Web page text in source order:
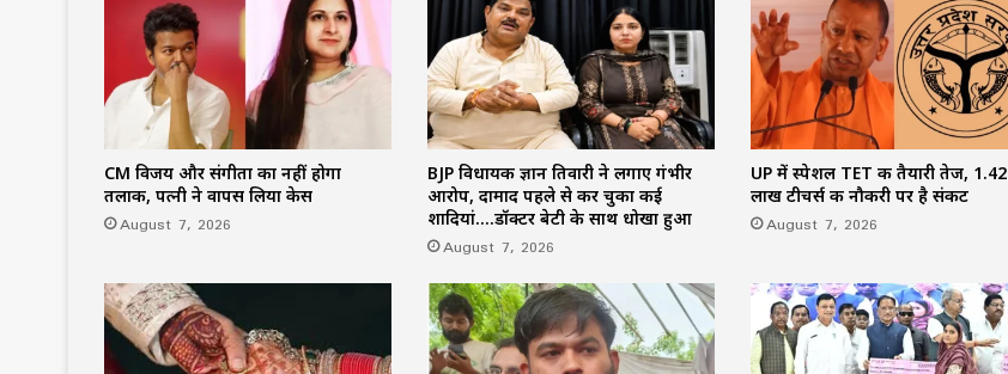
के बाद तुर्की को मिलेगा पाकिस्तान का परमाणु
कवच
CM विजय और संगीता का नहीं होगा
तलाक, पत्नी ने वापस लिया केस
August 7, 2026
BJP विधायक ज्ञान तिवारी ने लगाए गंभीर
आरोप, दामाद पहले से कर चुका कई
शादियां….डॉक्टर बेटी के साथ धोखा हुआ
August 7, 2026
UP में स्पेशल TET की तैयारी तेज, 1.42
लाख टीचर्स की नौकरी पर है संकट
August 7, 2026